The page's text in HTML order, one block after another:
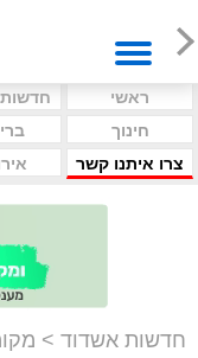
ראשי
חינוך
צרו איתנו קשר
חדשות אשדוד >